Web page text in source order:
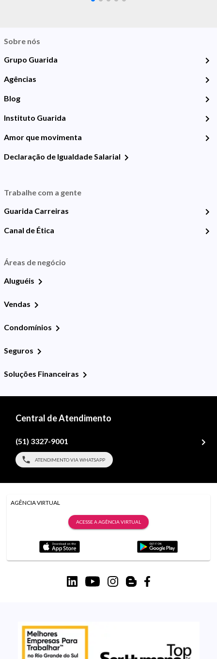
Sobre nós
Grupo Guarida
Agências
Blog
Instituto Guarida
Amor que movimenta
Declaração de Igualdade Salarial
Trabalhe com a gente
Guarida Carreiras
Canal de Ética
Áreas de negócio
Aluguéis
Vendas
Condomínios
Seguros
Soluções Financeiras
Central de Atendimento
(51) 3327-9001
ATENDIMENTO VIA WHATSAPP
AGÊNCIA VIRTUAL
ACESSE A AGÊNCIA VIRTUAL